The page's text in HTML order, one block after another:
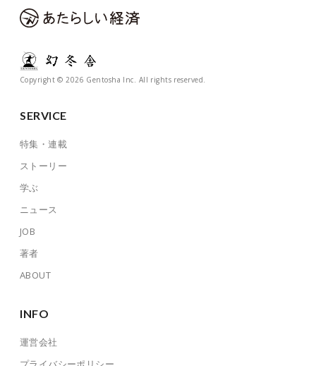
Copyright © 2026 Gentosha Inc. All rights reserved.
SERVICE
特集・連載
ストーリー
学ぶ
ニュース
JOB
著者
ABOUT
INFO
運営会社